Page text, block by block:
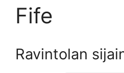
Fife
Ravintolan